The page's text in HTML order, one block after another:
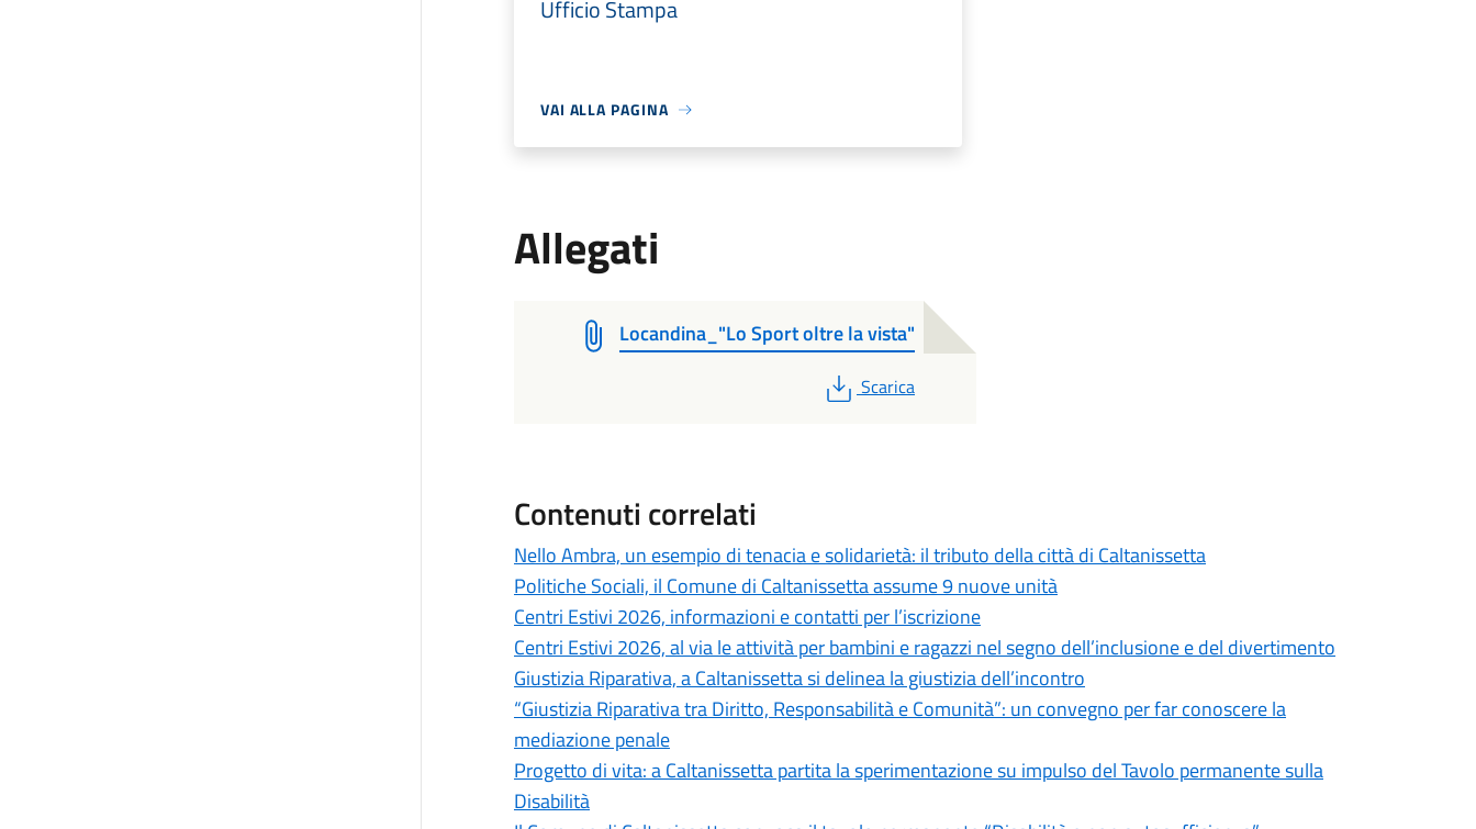
Ufficio Stampa
VAI ALLA PAGINA
Allegati
Locandina_"Lo Sport oltre la vista"
PDF
Scarica
Contenuti correlati
Nello Ambra, un esempio di tenacia e solidarietà: il tributo della città di Caltanissetta
Politiche Sociali, il Comune di Caltanissetta assume 9 nuove unità
Centri Estivi 2026, informazioni e contatti per l’iscrizione
Centri Estivi 2026, al via le attività per bambini e ragazzi nel segno dell’inclusione e del divertimento
Giustizia Riparativa, a Caltanissetta si delinea la giustizia dell’incontro
“Giustizia Riparativa tra Diritto, Responsabilità e Comunità”: un convegno per far conoscere la
mediazione penale
Progetto di vita: a Caltanissetta partita la sperimentazione su impulso del Tavolo permanente sulla
Disabilità